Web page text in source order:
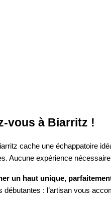
vous à Biarritz !
cache une échappatoire
Aucune expérience
un haut unique,
: l’artisan vous